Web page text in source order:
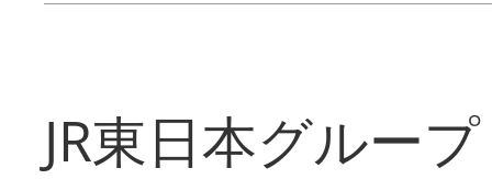
JR東日本グループ